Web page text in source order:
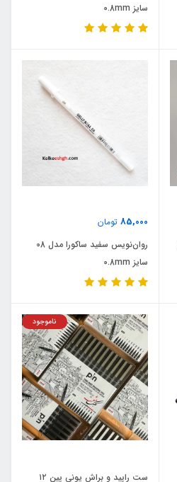
سایز 0.8mm
85,000 تومان
روان‌نویس سفید ساکورا مدل 08
سایز 0.8mm
ناموجود
ست راپید و براش یونی پین ۱۲